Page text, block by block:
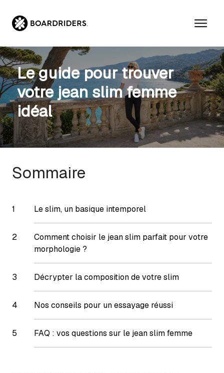
contenu
Le guide pour trouver
votre jean slim femme
idéal
Sommaire
Le slim, un basique intemporel
Comment choisir le jean slim parfait pour votre
morphologie ?
Décrypter la composition de votre slim
Nos conseils pour un essayage réussi
FAQ : vos questions sur le jean slim femme